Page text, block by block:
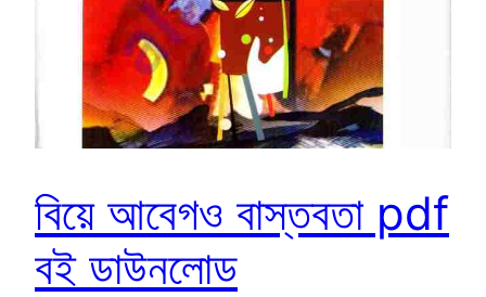
বিয়ে আবেগও বাস্তবতা pdf
বই ডাউনলোড